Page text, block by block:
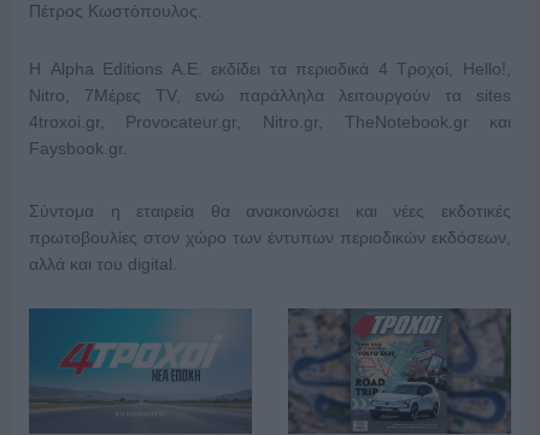
Πέτρος Κωστόπουλος.
Η Alpha Editions A.E. εκδίδει τα περιοδικά 4 Τροχοί, Hello!,
Nitro, 7Μέρες TV, ενώ παράλληλα λειτουργούν τα sites
4troxoi.gr, Provocateur.gr, Nitro.gr, TheNotebook.gr και
Faysbook.gr.
Σύντομα η εταιρεία θα ανακοινώσει και νέες εκδοτικές
πρωτοβουλίες στον χώρο των έντυπων περιοδικών εκδόσεων,
αλλά και του digital.